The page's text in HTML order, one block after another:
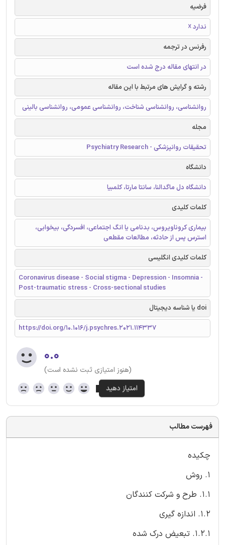
فرضیه
ندارد ☓
رفرنس در ترجمه
در انتهای مقاله درج شده است
رشته و گرایش های مرتبط با این مقاله
روانشناسی، روانشناسی شناخت، روانشناسی عمومی، روانشناسی بالینی
مجله
تحقیقات روانپزشکی - Psychiatry Research
دانشگاه
دانشگاه دل ماگدالنا، سانتا مارتا، کلمبیا
کلمات کلیدی
بیماری کروناویروس، بدنامی یا انگ اجتماعی، افسردگی، بیخوابی،
استرس پس از حادثه، مطالعات مقطعی
کلمات کلیدی انگلیسی
Coronavirus disease - Social stigma - Depression - Insomnia -
Post-traumatic stress - Cross-sectional studies
doi یا شناسه دیجیتال
https://doi.org/10.1016/j.psychres.2021.114337
۰.۰
(هنوز امتیازی ثبت نشده است)
فهرست مطالب
چکیده
۱. روش
1.1. طرح و شرکت کنندگان
1.2. اندازه گیری
1.2.1. تبعیض درک شده